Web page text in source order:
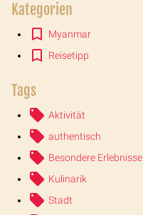
Kategorien
Myanmar
Reisetipp
Tags
Aktivität
authentisch
Besondere Erlebnisse
Kulinarik
Stadt